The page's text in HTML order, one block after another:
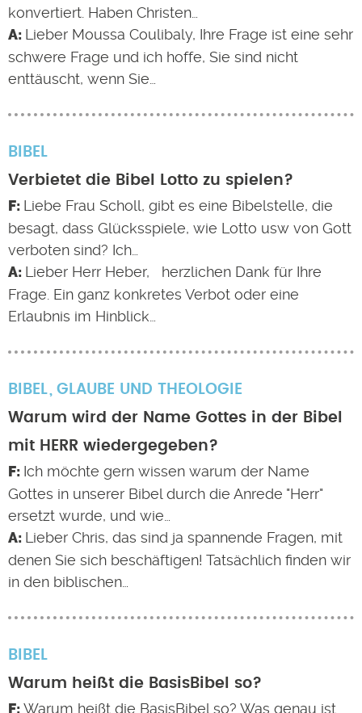
konvertiert. Haben Christen…
Lieber Moussa Coulibaly, Ihre Frage ist eine sehr
schwere Frage und ich hoffe, Sie sind nicht
enttäuscht, wenn Sie…
BIBEL
Verbietet die Bibel Lotto zu spielen?
Liebe Frau Scholl, gibt es eine Bibelstelle, die
besagt, dass Glücksspiele, wie Lotto usw von Gott
verboten sind? Ich…
Lieber Herr Heber, herzlichen Dank für Ihre
Frage. Ein ganz konkretes Verbot oder eine
Erlaubnis im Hinblick…
BIBEL GLAUBE UND THEOLOGIE
Warum wird der Name Gottes in der Bibel
mit HERR wiedergegeben?
Ich möchte gern wissen warum der Name
Gottes in unserer Bibel durch die Anrede "Herr"
ersetzt wurde, und wie…
Lieber Chris, das sind ja spannende Fragen, mit
denen Sie sich beschäftigen! Tatsächlich finden wir
in den biblischen…
BIBEL
Warum heißt die BasisBibel so?
Warum heißt die BasisBibel so? Was genau ist